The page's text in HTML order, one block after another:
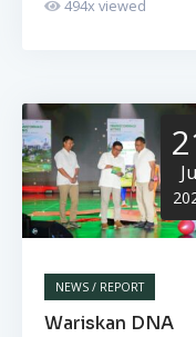
494x viewed
NEWS / REPORT
Wariskan DNA